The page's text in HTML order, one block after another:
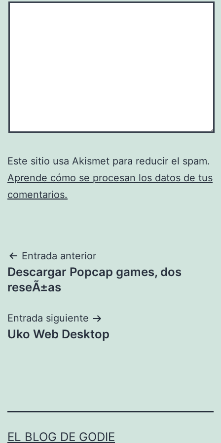
Este sitio usa Akismet para reducir el spam.
Aprende cómo se procesan los datos de tus
comentarios.
Navegación
de
Entrada anterior
Descargar Popcap games, dos
reseÃ±as
Entrada siguiente
Uko Web Desktop
EL BLOG DE GODIE